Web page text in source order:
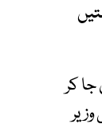
کر